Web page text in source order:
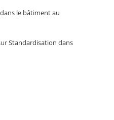
le bâtiment au
Standardisation dans